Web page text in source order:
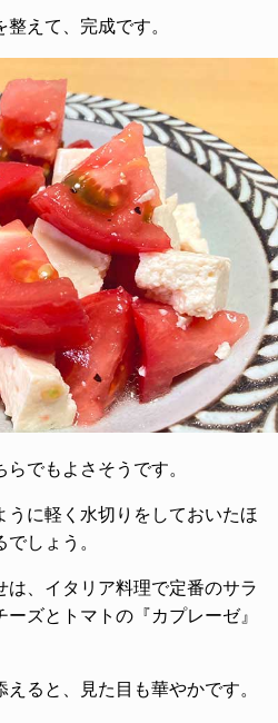
えて、完成です。
でもよさそうです。
うに軽く水切りをしておいたほ
しょう。
は、イタリア料理で定番のサラ
ズとトマトの『カプレーゼ』
ると、見た目も華やかです。